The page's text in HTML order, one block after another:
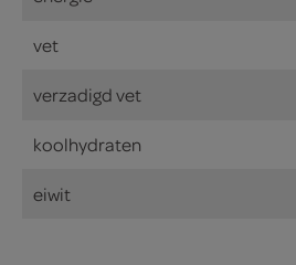
vet
verzadigd vet
koolhydraten
eiwit